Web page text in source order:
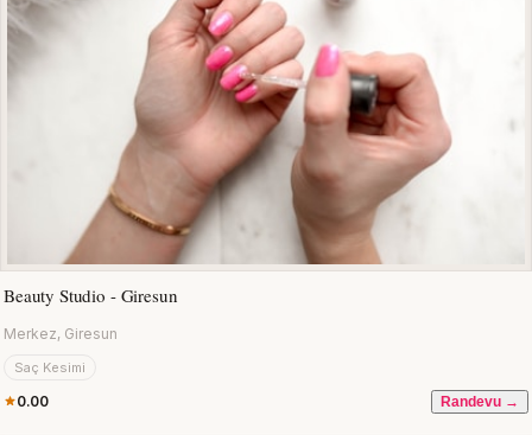
Beauty Studio - Giresun
Merkez, Giresun
Saç Kesimi
0.00 Randevu →